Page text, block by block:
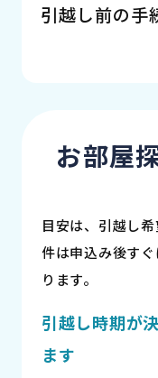
引越し前の手
お部屋
目安は、引越し
件は申込み後す
ります。
引越し時期が
ます